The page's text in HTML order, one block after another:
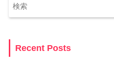
Recent Posts